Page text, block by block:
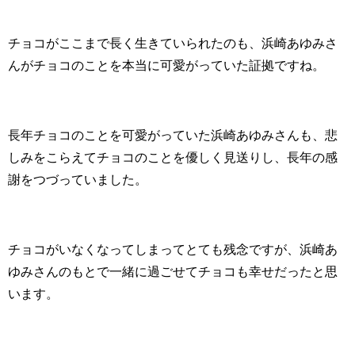
チョコがここまで長く生きていられたのも、浜崎あゆみさ
んがチョコのことを本当に可愛がっていた証拠ですね。
長年チョコのことを可愛がっていた浜崎あゆみさんも、悲
しみをこらえてチョコのことを優しく見送りし、長年の感
謝をつづっていました。
チョコがいなくなってしまってとても残念ですが、浜崎あ
ゆみさんのもとで一緒に過ごせてチョコも幸せだったと思
います。